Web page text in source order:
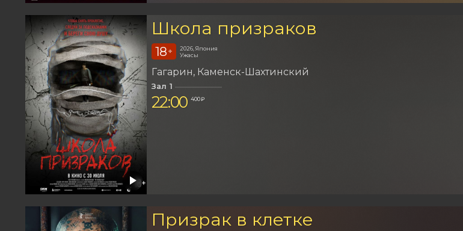
Школа призраков
18 +
2026, Япония
Ужасы
Гагарин Каменск-Шахтинский
Зал 1
22:00 400 ₽
Призрак в клетке